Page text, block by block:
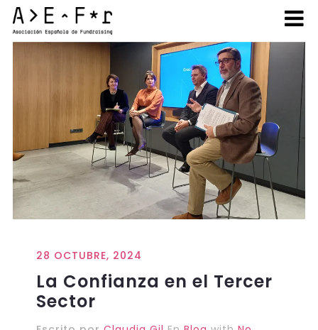
28 OCTUBRE, 2024
La Confianza en el Tercer
Sector